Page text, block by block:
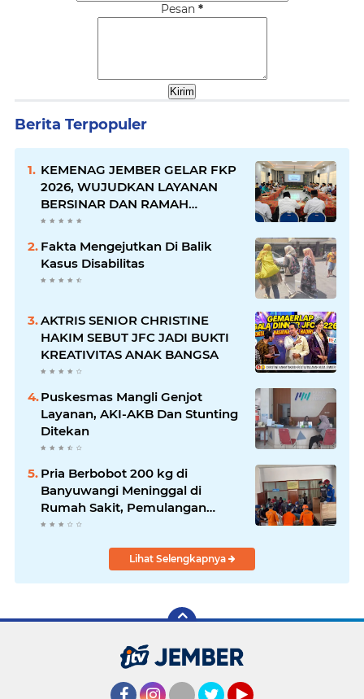
Pesan *
Berita Terpopuler
KEMENAG JEMBER GELAR FKP
2026, WUJUDKAN LAYANAN
BERSINAR DAN RAMAH
DISABILITAS
Fakta Mengejutkan Di Balik
Kasus Disabilitas
AKTRIS SENIOR CHRISTINE
HAKIM SEBUT JFC JADI BUKTI
KREATIVITAS ANAK BANGSA
Puskesmas Mangli Genjot
Layanan, AKI-AKB Dan Stunting
Ditekan
Pria Berbobot 200 kg di
Banyuwangi Meninggal di
Rumah Sakit, Pemulangan
Dibantu Damkar dan Basarnas
Lihat Selengkapnya